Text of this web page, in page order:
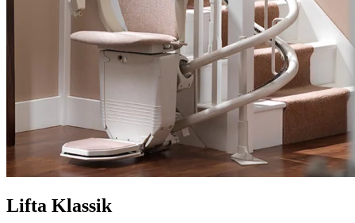
Lifta Klassik